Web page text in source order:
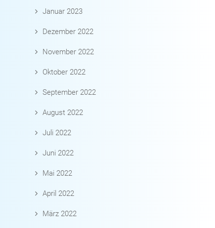
Januar 2023
Dezember 2022
November 2022
Oktober 2022
September 2022
August 2022
Juli 2022
Juni 2022
Mai 2022
April 2022
März 2022